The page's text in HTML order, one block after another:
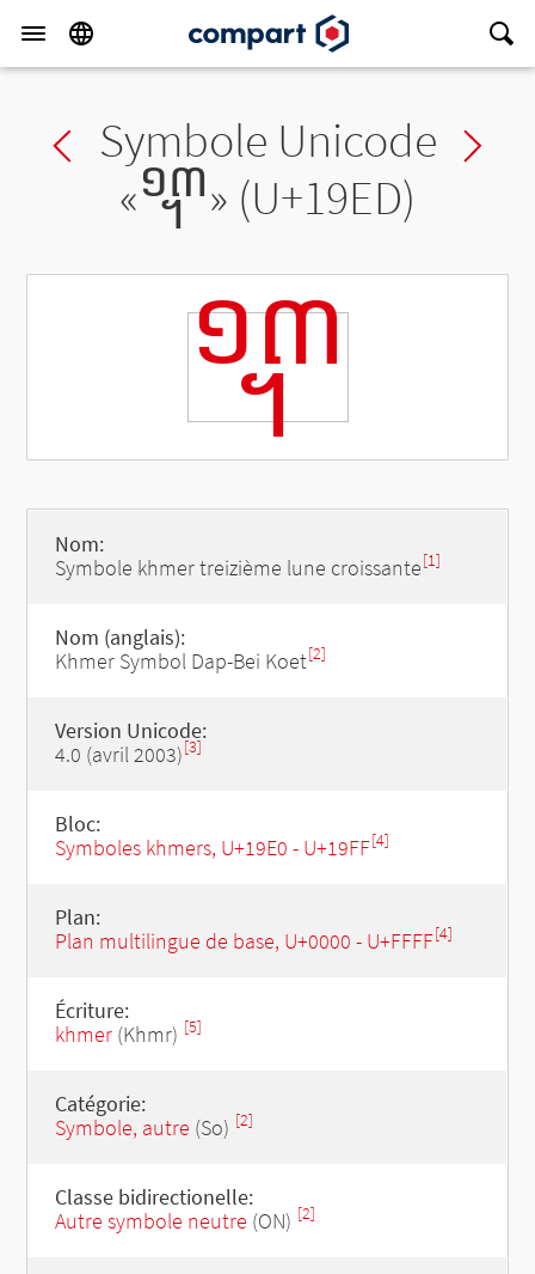
Previous char
Symbole Unicode
«᧭» (U+19ED)
᧭
Nom:
Symbole khmer treizième lune croissante[1]
Nom (anglais):
Khmer Symbol Dap-Bei Koet[2]
Version Unicode:
4.0 (avril 2003)[3]
Bloc:
Symboles khmers, U+19E0 - U+19FF[4]
Plan:
Plan multilingue de base, U+0000 - U+FFFF[4]
Écriture:
khmer(Khmr) [5]
Catégorie:
Symbole, autre (So) [2]
Classe bidirectionelle:
Autre symbole neutre (ON) [2]